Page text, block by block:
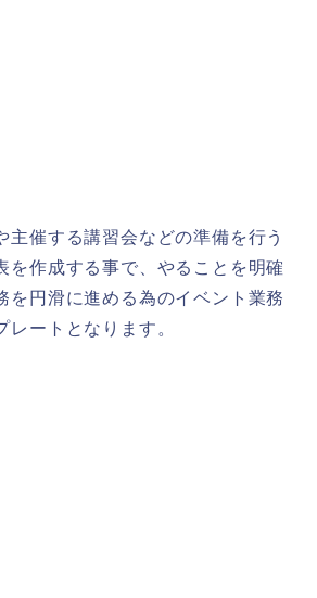
主催する講習会などの準備を行う
を作成する事で、やることを明確
を円滑に進める為のイベント業務
ートとなります。